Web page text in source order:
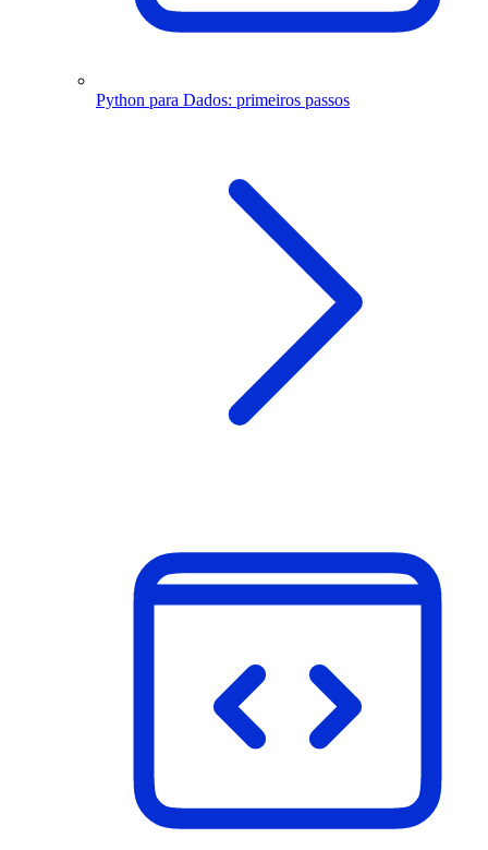
Python para Dados: primeiros passos